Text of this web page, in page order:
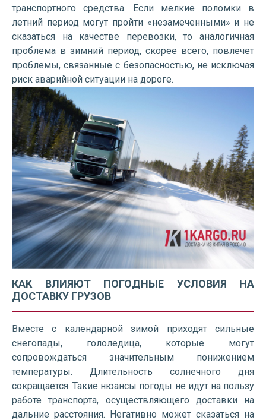
транспортного средства. Если мелкие поломки в
летний период могут пройти «незамеченными» и не
сказаться на качестве перевозки, то аналогичная
проблема в зимний период, скорее всего, повлечет
проблемы, связанные с безопасностью, не исключая
риск аварийной ситуации на дороге.
КАК ВЛИЯЮТ ПОГОДНЫЕ УСЛОВИЯ НА
ДОСТАВКУ ГРУЗОВ
Вместе с календарной зимой приходят сильные
снегопады, гололедица, которые могут
сопровождаться значительным понижением
температуры. Длительность солнечного дня
сокращается. Такие нюансы погоды не идут на пользу
работе транспорта, осуществляющего доставки на
дальние расстояния. Негативно может сказаться на